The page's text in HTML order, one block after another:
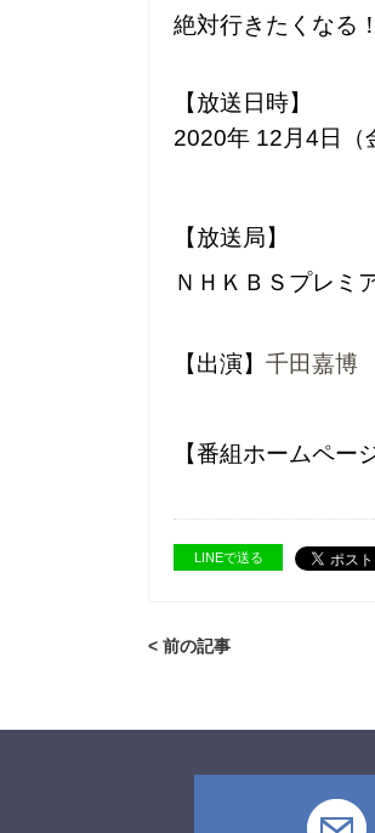
絶対行きたくなる
【放送日時】
2020年 12月4日（
【放送局】
ＮＨＫＢＳプレミ
【出演】 千田嘉博
【番組ホームペー
LINEで送る
< 前の記事